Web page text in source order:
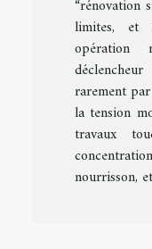
“rénovation
limites, et
opération
rarement
la tension
travaux
nourrisson,